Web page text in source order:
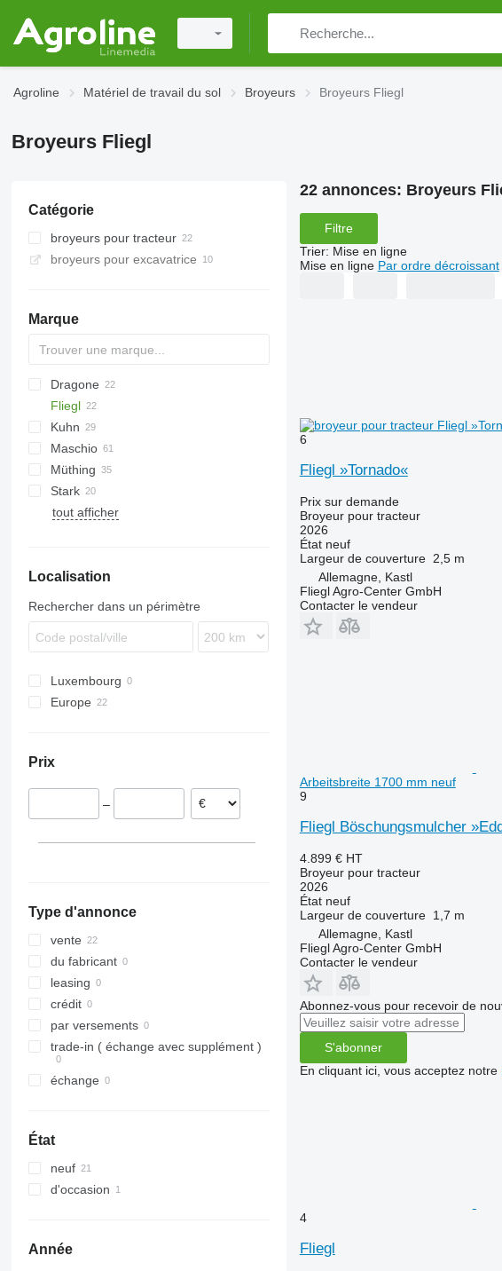
Agroline Matériel de travail du sol Broyeurs Broyeurs Fliegl
Broyeurs Fliegl
Catégorie
broyeurs pour tracteur
broyeurs pour excavatrice
Marque
AS
GKR
PARK
Z-series
CK
Sirio
Dragone
VL
VP
SMK
UM
USM
Fliegl
Gemella
333 G
Easycut
Kuhn
FC
GMD
Tbes
Maschio
Barbi
Birba
Bisonte
Giraffa S
L-series
Müthing
MU
Grizzly
Raptor
BP
Kangu
SinusCut
5026
FX
H3
MINI-BMS
SMO
Stark
MU
tout afficher
Localisation
Rechercher dans un périmètre
Luxembourg
Europe
Prix
–
Type d'annonce
vente
du fabricant
leasing
crédit
par versements
trade-in ( échange avec supplément )
échange
État
neuf
d'occasion
Année
22 annonces: Broyeurs
Filtre
Trier: Mise en ligne
Mise en ligne Par ordre décroissant
6
Fliegl »Tornado«
Prix sur demande
Broyeur pour tracteur
2026
Étatneuf
Largeur de couverture 2,5 m
Allemagne, Kastl
Fliegl Agro-Center GmbH
Contacter le vendeur
Arbeitsbreite 1700 mm neuf
9
Fliegl Böschungsmulcher
4.899 € HT
Broyeur pour tracteur
2026
Étatneuf
Largeur de couverture 1,7 m
Allemagne, Kastl
Fliegl Agro-Center GmbH
Contacter le vendeur
Abonnez-vous pour recevoir de
S'abonner
En cliquant ici, vous acceptez notre
4
Fliegl